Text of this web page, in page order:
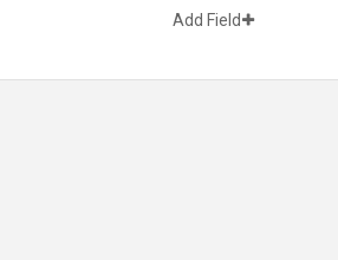
Add Field